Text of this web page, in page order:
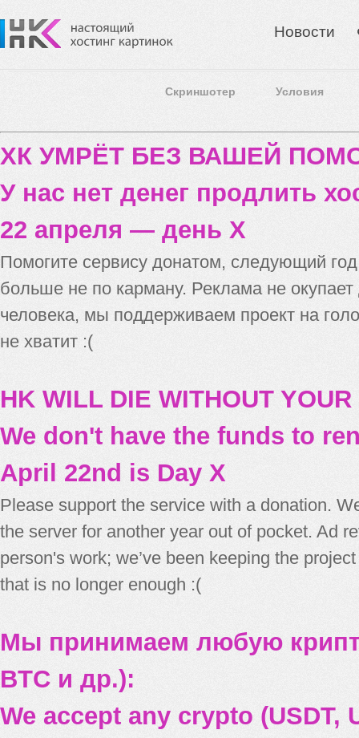
Новости
Скриншотер Условия
ХК УМРЁТ БЕЗ ВАШЕЙ
У нас нет денег продлить
22 апреля — день X
Помогите сервису донатом, следующий
больше не по карману. Реклама не
человека, мы поддерживаем проект на
не хватит :(
HK WILL DIE WITHOUT
We don't have the funds to
April 22nd is Day X
Please support the service with a donation.
the server for another year out of pocket. Ad
person's work; we’ve been keeping the
that is no longer enough :(
Мы принимаем любую
BTC и др.):
We accept any crypto (USDT,